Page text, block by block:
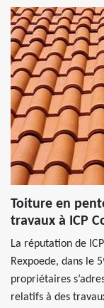
Toiture en
travaux à ICP
La réputation de
Rexpoede, dans le
propriétaires
relatifs à des